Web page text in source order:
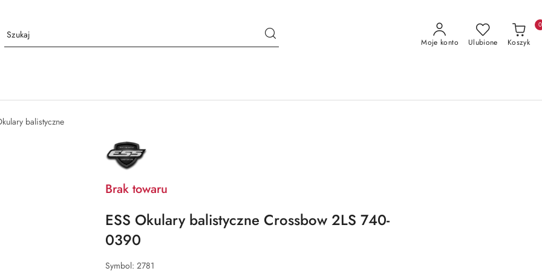
Moje konto Ulubione Koszyk
0
balistyczne
NAZWA
PRODUCENTA:
ESS
Brak towaru
ESS Okulary balistyczne Crossbow 2LS 740-
0390
Symbol: 2781